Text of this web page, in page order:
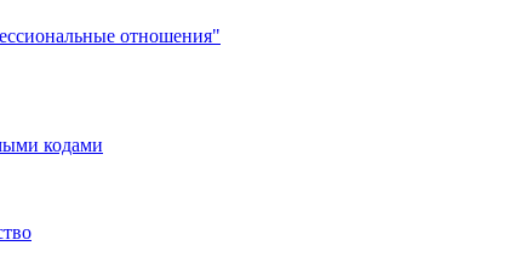
отношения"
кодами